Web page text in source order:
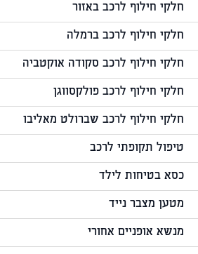
חלקי חילוף לרכב באזור
חלקי חילוף לרכב ברמלה
חלקי חילוף לרכב סקודה אוקטביה
חלקי חילוף לרכב פולקסווגן
חלקי חילוף לרכב שברולט מאליבו
טיפול תקופתי לרכב
כסא בטיחות לילד
מטען מצבר נייד
מנשא אופניים אחורי